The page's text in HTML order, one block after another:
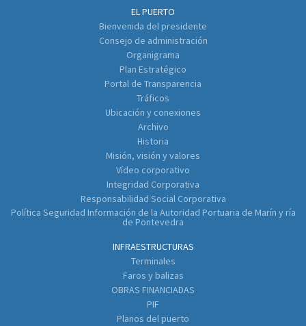
EL PUERTO
Bienvenida del presidente
Consejo de administración
Organigrama
Plan Estratégico
Portal de Transparencia
Tráficos
Ubicación y conexiones
Archivo
Historia
Misión, visión y valores
Vídeo corporativo
Integridad Corporativa
Responsabilidad Social Corporativa
Política Seguridad Información de la Autoridad Portuaria de Marín y ría
de Pontevedra
INFRAESTRUCTURAS
Terminales
Faros y balizas
OBRAS FINANCIADAS
PIF
Planos del puerto